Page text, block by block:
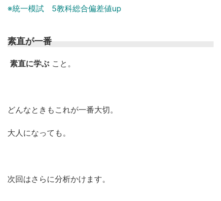
※統一模試 5教科総合偏差値up
素直が一番
素直に学ぶ こと。
どんなときもこれが一番大切。
大人になっても。
次回はさらに分析かけます。